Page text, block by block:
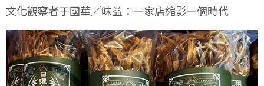
文化觀察者于國華／味益：一家店縮影一個時代